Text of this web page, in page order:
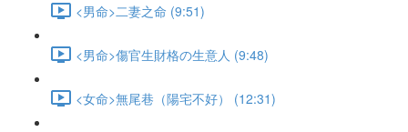
<男命>二妻之命 (9:51)
<男命>傷官生財格の生意人 (9:48)
<女命>無尾巷（陽宅不好） (12:31)